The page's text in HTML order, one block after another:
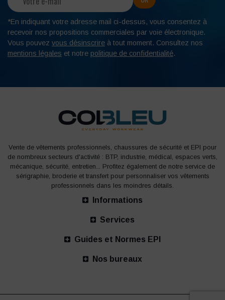
*En indiquant votre adresse mail ci-dessus, vous consentez à
recevoir nos propositions commerciales par voie électronique.
Vous pouvez vous désinscrire à tout moment. Consultez nos
mentions légales et notre politique de confidentialité.
Vente de vêtements professionnels, chaussures de sécurité et EPI pour
de nombreux secteurs d'activité : BTP, industrie, médical, espaces verts,
mécanique, sécurité, entretien... Profitez également de notre service de
sérigraphie, broderie et transfert pour personnaliser vos vêtements
professionnels dans les moindres détails.
Informations
Services
Guides et Normes EPI
Nos bureaux